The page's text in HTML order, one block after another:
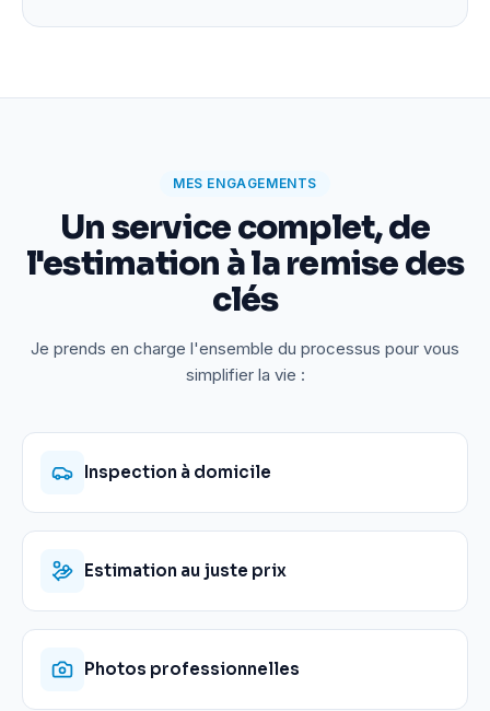
MES ENGAGEMENTS
Un service complet, de
l'estimation à la remise des
clés
Je prends en charge l'ensemble du processus pour vous
simplifier la vie :
Inspection à domicile
Estimation au juste prix
Photos professionnelles